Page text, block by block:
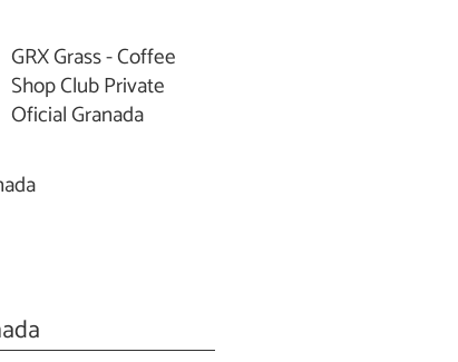
GRX Grass - Coffee
Shop Club Private
Oficial Granada